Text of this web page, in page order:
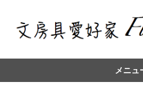
メニュ